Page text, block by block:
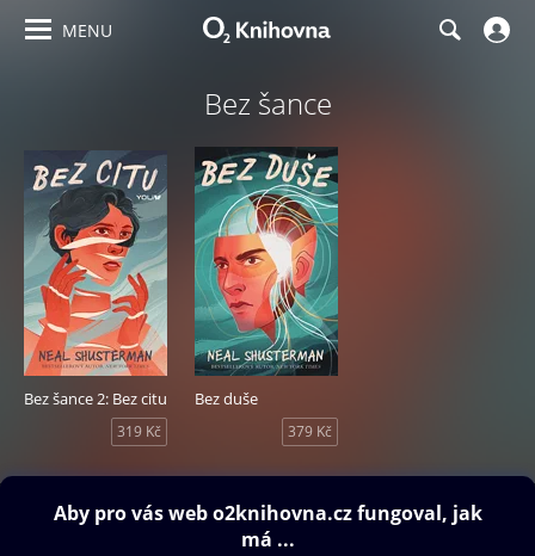
MENU
Bez šance
Bez šance 2: Bez citu
319 Kč
Bez duše
379 Kč
Obsah ke stažení